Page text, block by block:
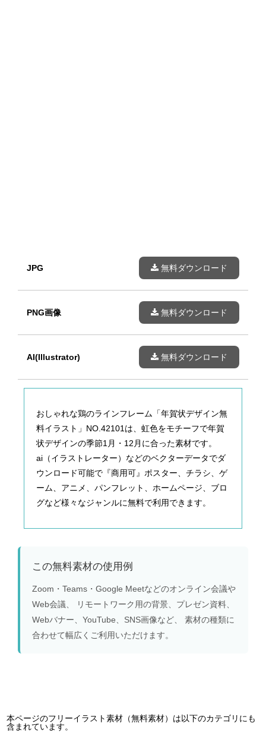
JPG 無料ダウンロード
PNG画像 無料ダウンロード
AI(Illustrator) 無料ダウンロード
おしゃれな鶏のラインフレーム「年賀状デザイン無
料イラスト」NO.42101は、虹色をモチーフで年賀
状デザインの季節1月・12月に合った素材です。
ai（イラストレーター）などのベクターデータでダ
ウンロード可能で『商用可』ポスター、チラシ、ゲ
ーム、アニメ、パンフレット、ホームページ、ブロ
グなど様々なジャンルに無料で利用できます。
この無料素材の使用例
Zoom・Teams・Google Meetなどのオンライン会議や
Web会議、 リモートワーク用の背景、プレゼン資料、
Webバナー、YouTube、SNS画像など、 素材の種類に
合わせて幅広くご利用いただけます。
本ページのフリーイラスト素材（無料素材）は以下のカテゴリにも
含まれています。